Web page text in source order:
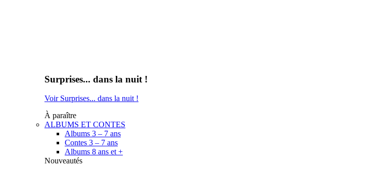
Surprises... dans la nuit !
Voir Surprises... dans la nuit !
À paraître
ALBUMS ET CONTES
Albums 3 – 7 ans
Contes 3 – 7 ans
Albums 8 ans et +
Nouveautés